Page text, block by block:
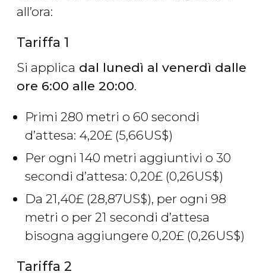
all’ora:
Tariffa 1
Si applica dal lunedì al venerdì dalle
ore 6:00 alle 20:00.
Primi 280 metri o 60 secondi
d’attesa: 4,20£ (5,66US$)
Per ogni 140 metri aggiuntivi o 30
secondi d’attesa: 0,20£ (0,26US$)
Da 21,40£ (28,87US$), per ogni 98
metri o per 21 secondi d’attesa
bisogna aggiungere 0,20£ (0,26US$)
Tariffa 2